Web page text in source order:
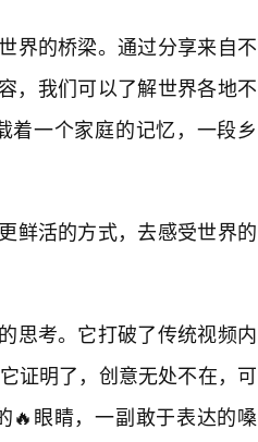
界的桥梁。通过分享来自不
，我们可以了解世界各地不
着一个家庭的记忆，一段乡
鲜活的方式，去感受世界的
思考。它打破了传统视频内
证明了，创意无处不在，可
🔥眼睛，一副敢于表达的嗓